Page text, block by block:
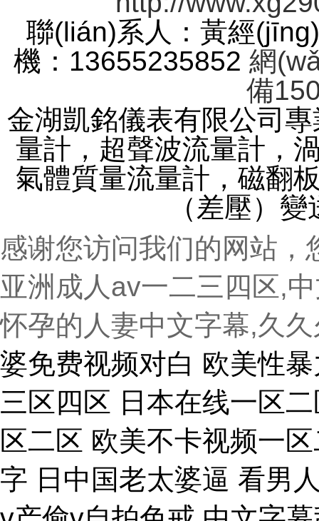
聯(lián)系人：黃經
機：13655235852 網
備
金湖凱銘儀表有限公司
量計，超聲波流量計
氣體質量流量計，磁翻
（差壓）
感谢您访问我们的网站，
亚洲成人av一二三四区,
怀孕的人妻中文字幕,久